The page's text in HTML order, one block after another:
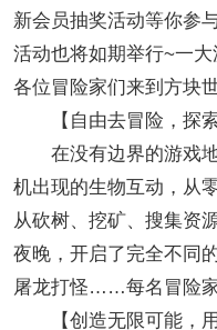
新会员抽奖活动等你参
活动也将如期举行~一
各位冒险家们来到方块
【自由去冒险，探索
在没有边界的游戏地
机出现的生物互动，从
从砍树、挖矿、搜集资
夜晚，开启了完全不同
屠龙打怪……每名冒险家
【创造无限可能，用